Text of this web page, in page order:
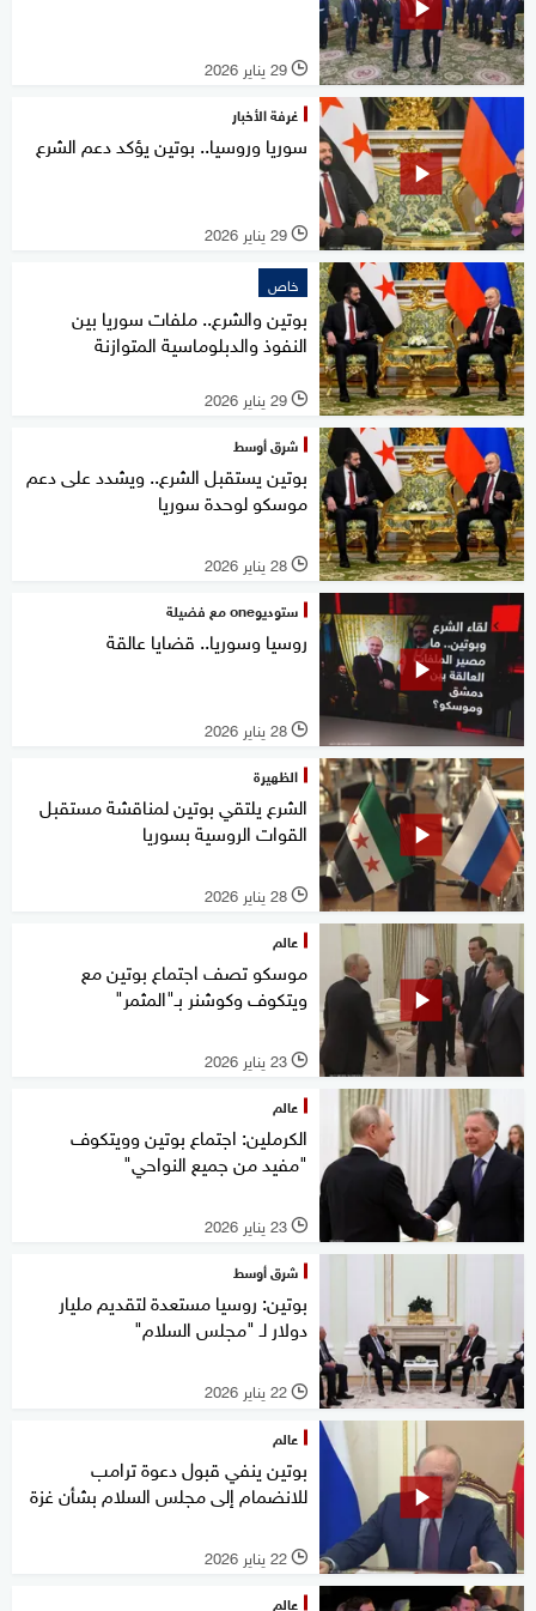
l 29 يناير 2026
غرفة الأخبار
سوريا وروسيا.. بوتين يؤكد دعم الشرع
l 29 يناير 2026
خاص
بوتين والشرع.. ملفات سوريا بين
النفوذ والدبلوماسية المتوازنة
l 29 يناير 2026
شرق أوسط
بوتين يستقبل الشرع.. ويشدد على دعم
موسكو لوحدة سوريا
l 28 يناير 2026
ستوديوone مع فضيلة
روسيا وسوريا.. قضايا عالقة
l 28 يناير 2026
الظهيرة
الشرع يلتقي بوتين لمناقشة مستقبل
القوات الروسية بسوريا
l 28 يناير 2026
عالم
موسكو تصف اجتماع بوتين مع
ويتكوف وكوشنر بـ"المثمر"
l 23 يناير 2026
عالم
الكرملين: اجتماع بوتين وويتكوف
"مفيد من جميع النواحي"
l 23 يناير 2026
شرق أوسط
بوتين: روسيا مستعدة لتقديم مليار
دولار لـ "مجلس السلام"
l 22 يناير 2026
عالم
بوتين ينفي قبول دعوة ترامب
للانضمام إلى مجلس السلام بشأن غزة
l 22 يناير 2026
عالم